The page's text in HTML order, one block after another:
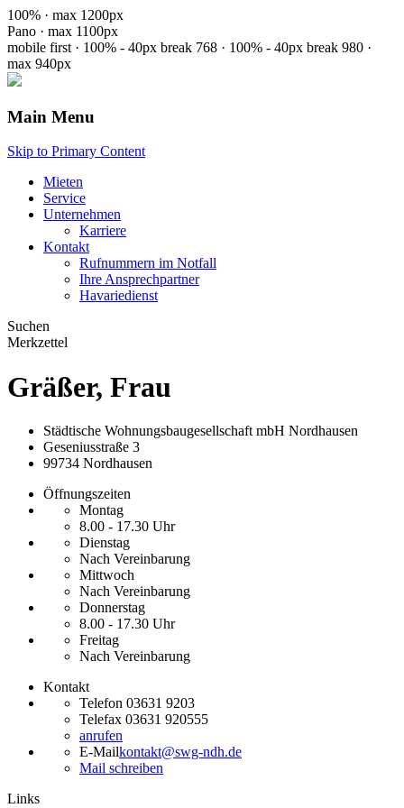
100% · max 1200px
Pano · max 1100px
mobile first · 100% - 40px break 768 · 100% - 40px break 980 ·
max 940px
Main Menu
Skip to Primary Content
Mieten
Service
Unternehmen
Karriere
Kontakt
Rufnummern im Notfall
Ihre Ansprechpartner
Havariedienst
Suchen
Merkzettel
Gräßer, Frau
Städtische Wohnungsbaugesellschaft mbH Nordhausen
Geseniusstraße 3
99734 Nordhausen
Öffnungszeiten
Montag
8.00 - 17.30 Uhr
Dienstag
Nach Vereinbarung
Mittwoch
Nach Vereinbarung
Donnerstag
8.00 - 17.30 Uhr
Freitag
Nach Vereinbarung
Kontakt
Telefon 03631 9203
Telefax 03631 920555
anrufen
E-Mailkontakt@swg-ndh.de
Mail schreiben
Links